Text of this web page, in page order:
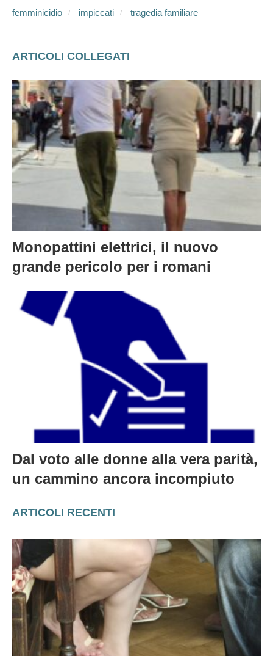
ARTICOLI COLLEGATI
Monopattini elettrici, il nuovo
grande pericolo per i romani
Dal voto alle donne alla vera parità,
un cammino ancora incompiuto
ARTICOLI RECENTI
La furia delle vacanze e i tramonti che sanno